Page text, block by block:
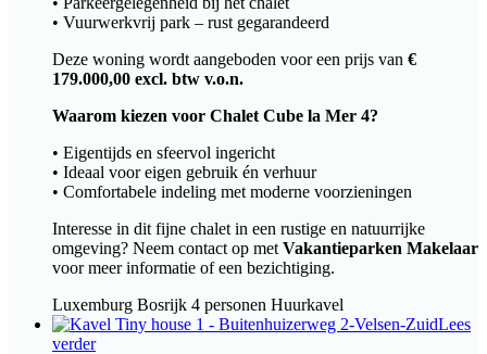
• Vuurwerkvrij park – rust gegarandeerd
Deze woning wordt aangeboden voor een prijs van €
179.000,00 excl. btw v.o.n.
Waarom kiezen voor Chalet Cube la Mer 4?
• Eigentijds en sfeervol ingericht
• Ideaal voor eigen gebruik én verhuur
• Comfortabele indeling met moderne voorzieningen
Interesse in dit fijne chalet in een rustige en natuurrijke
omgeving? Neem contact op met Vakantieparken Makelaar
voor meer informatie of een bezichtiging.
Luxemburg Bosrijk 4 personen Huurkavel
Lees
verder